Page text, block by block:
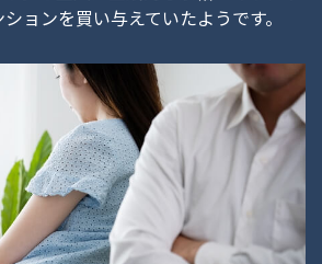
ョンを買い与えていたようです。